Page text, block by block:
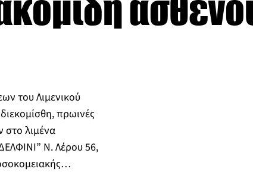
του Λιμενικού
πρωινές
στο λιμένα
Ν. Λέρου 56,